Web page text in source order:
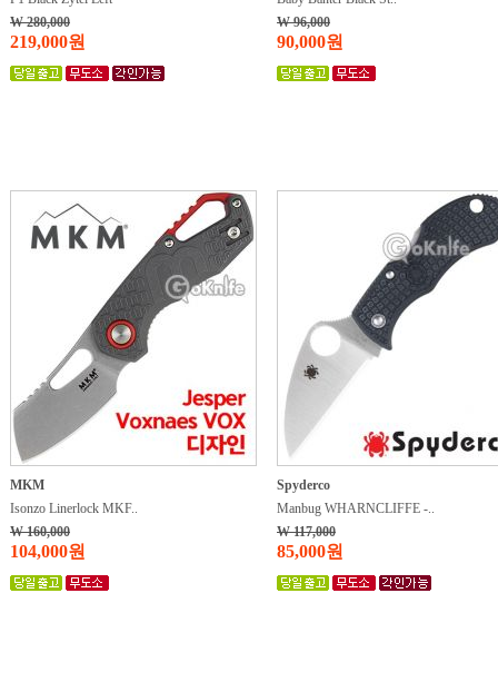
W 280,000
219,000원
W 96,000
90,000원
MKM
Isonzo Linerlock MKF..
W 160,000
104,000원
Spyderco
Manbug WHARNCLIFFE -..
W 117,000
85,000원